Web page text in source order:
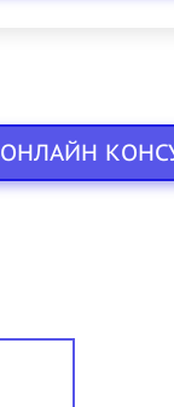
ОНЛАЙН